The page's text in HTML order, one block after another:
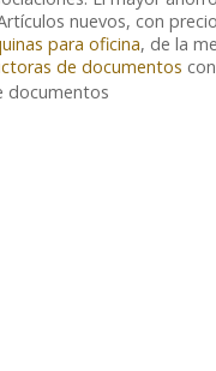
nuevos, con
para oficina, de la
de documentos